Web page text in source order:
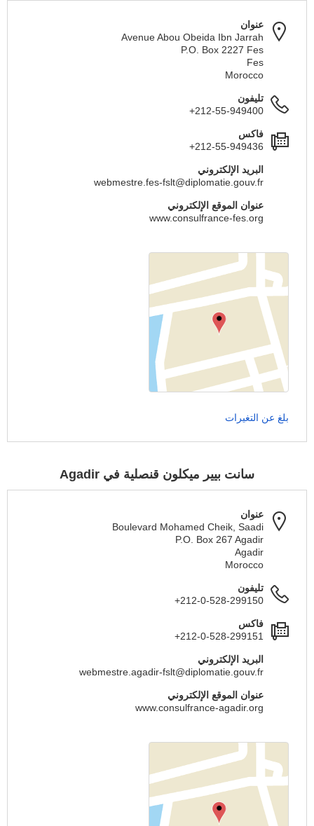
عنوان
Avenue Abou Obeida Ibn Jarrah
P.O. Box 2227 Fes
Fes
Morocco
تليفون
+212-55-949400
فاكس
+212-55-949436
البريد الإلكتروني
webmestre.fes-fslt@diplomatie.gouv.fr
عنوان الموقع الإلكتروني
www.consulfrance-fes.org
بلغ عن التغيرات
سانت بيير ميكلون قنصلية في Agadir
عنوان
Boulevard Mohamed Cheik, Saadi
P.O. Box 267 Agadir
Agadir
Morocco
تليفون
+212-0-528-299150
فاكس
+212-0-528-299151
البريد الإلكتروني
webmestre.agadir-fslt@diplomatie.gouv.fr
عنوان الموقع الإلكتروني
www.consulfrance-agadir.org